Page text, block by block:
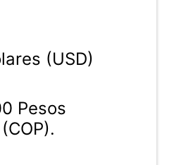
(USD)
Pesos